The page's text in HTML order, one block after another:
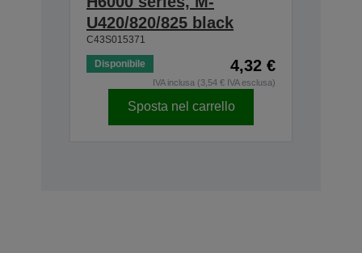
U420/820/825 black
C43S015371
Disponibile 4,32 €
IVA inclusa (3,54 € IVA esclusa)
Sposta nel carrello